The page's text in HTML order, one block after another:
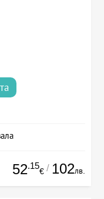
52.15
€ / 102лв.